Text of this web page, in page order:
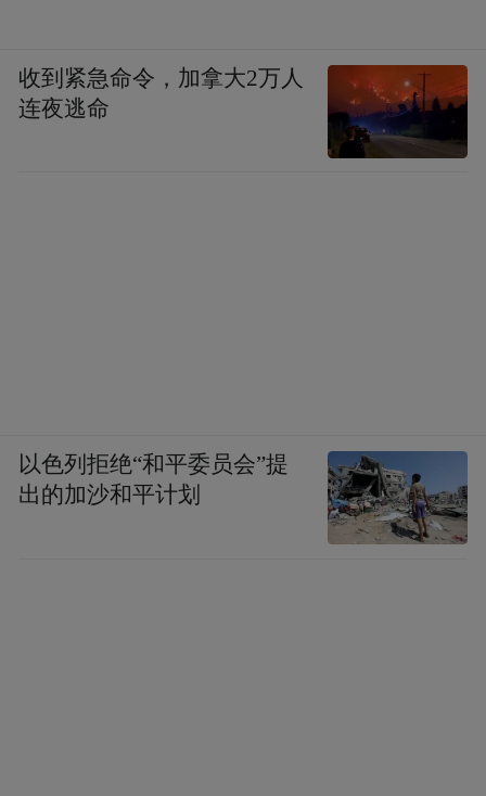
收到紧急命令，加拿大2万人
连夜逃命
以色列拒绝“和平委员会”提
出的加沙和平计划